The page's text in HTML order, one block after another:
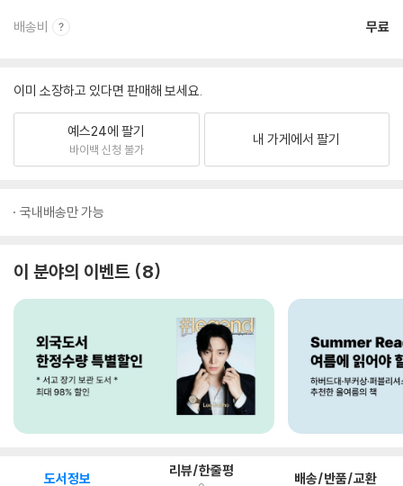
배송비 무료
이미 소장하고 있다면 판매해 보세요.
예스24에 팔기
바이백 신청 불가
내 가게에서 팔기
국내배송만 가능
이 분야의 이벤트 8
도서정보 리뷰/한줄평 배송/반품/교환